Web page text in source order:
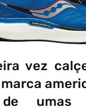
vez
umas